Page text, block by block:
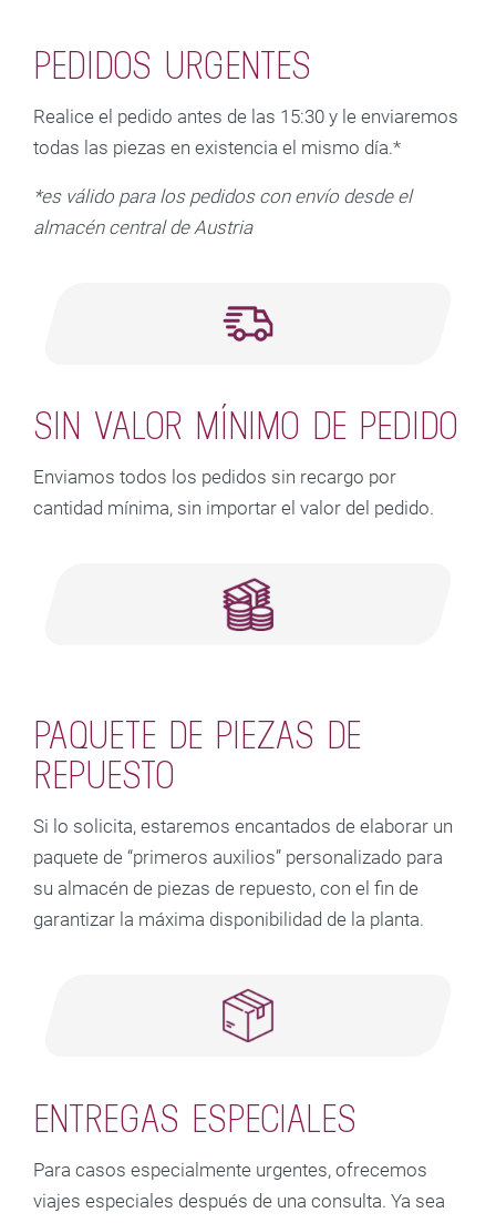
PEDIDOS URGENTES
Realice el pedido antes de las 15:30 y le enviaremos
todas las piezas en existencia el mismo día.*
*es válido para los pedidos con envío desde el
almacén central de Austria
SIN VALOR MÍNIMO DE PEDIDO
Enviamos todos los pedidos sin recargo por
cantidad mínima, sin importar el valor del pedido.
PAQUETE DE PIEZAS DE
REPUESTO
Si lo solicita, estaremos encantados de elaborar un
paquete de “primeros auxilios” personalizado para
su almacén de piezas de repuesto, con el fin de
garantizar la máxima disponibilidad de la planta.
ENTREGAS ESPECIALES
Para casos especialmente urgentes, ofrecemos
viajes especiales después de una consulta. Ya sea